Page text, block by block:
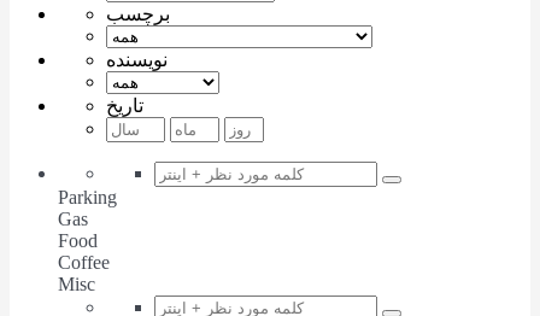
برچسب
نویسنده
تاریخ
Parking
Gas
Food
Coffee
Misc